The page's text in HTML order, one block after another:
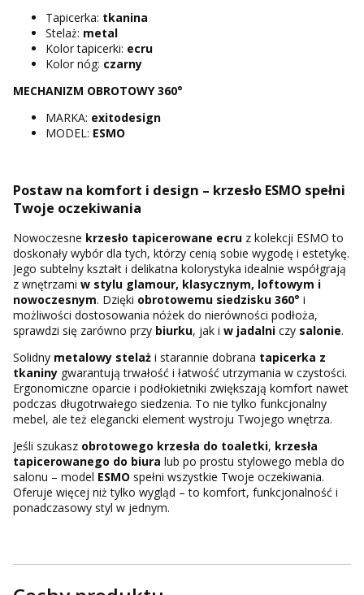
Tapicerka: tkanina
Stelaż: metal
Kolor tapicerki: ecru
Kolor nóg: czarny
MECHANIZM OBROTOWY 360°
MARKA: exitodesign
MODEL: ESMO
Postaw na komfort i design – krzesło ESMO spełni
Twoje oczekiwania
Nowoczesne krzesło tapicerowane ecru z kolekcji ESMO to
doskonały wybór dla tych, którzy cenią sobie wygodę i estetykę.
Jego subtelny kształt i delikatna kolorystyka idealnie współgrają
z wnętrzami w stylu glamour, klasycznym, loftowym i
nowoczesnym. Dzięki obrotowemu siedzisku 360° i
możliwości dostosowania nóżek do nierówności podłoża,
sprawdzi się zarówno przy biurku, jak i w jadalni czy salonie.
Solidny metalowy stelaż i starannie dobrana tapicerka z
tkaniny gwarantują trwałość i łatwość utrzymania w czystości.
Ergonomiczne oparcie i podłokietniki zwiększają komfort nawet
podczas długotrwałego siedzenia. To nie tylko funkcjonalny
mebel, ale też elegancki element wystroju Twojego wnętrza.
Jeśli szukasz obrotowego krzesła do toaletki, krzesła
tapicerowanego do biura lub po prostu stylowego mebla do
salonu – model ESMO spełni wszystkie Twoje oczekiwania.
Oferuje więcej niż tylko wygląd – to komfort, funkcjonalność i
ponadczasowy styl w jednym.